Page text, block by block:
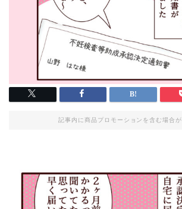
記事内に商品プロモーションを含む場合